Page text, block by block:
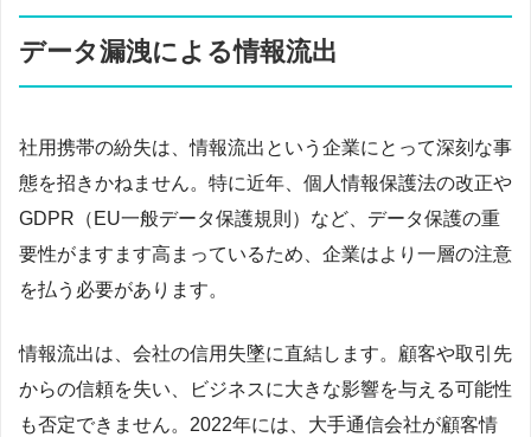
データ漏洩による情報流出
社用携帯の紛失は、情報流出という企業にとって深刻な事
態を招きかねません。特に近年、個人情報保護法の改正や
GDPR（EU一般データ保護規則）など、データ保護の重
要性がますます高まっているため、企業はより一層の注意
を払う必要があります。
情報流出は、会社の信用失墜に直結します。顧客や取引先
からの信頼を失い、ビジネスに大きな影響を与える可能性
も否定できません。2022年には、大手通信会社が顧客情